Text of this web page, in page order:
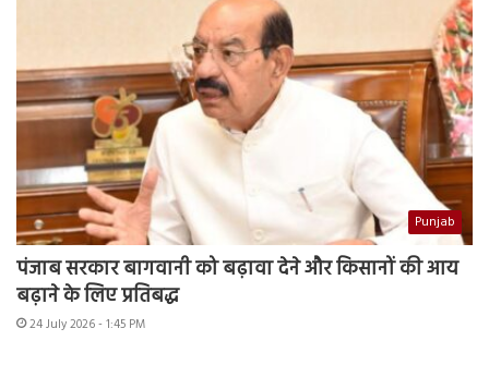
Punjab
पंजाब सरकार बागवानी को बढ़ावा देने और किसानों की आय
बढ़ाने के लिए प्रतिबद्ध
24 July 2026 - 1:45 PM